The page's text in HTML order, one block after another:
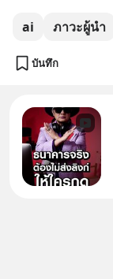
ai ภาวะผู้นำ
บันทึก